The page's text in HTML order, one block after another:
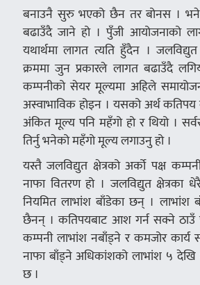
बनाउनै सुरु भएको छैन तर बोनस ।
बढाउँदै जाने हो । पुँजी आयोजनाको
यथार्थमा लागत त्यति हुँदैन ।
क्रममा जुन प्रकारले लागत बढाउँदै
कम्पनीको सेयर मूल्यमा अहिले
अस्वाभाविक होइन । यसको अर्थ
अंकित मूल्य पनि महँगो हो र थियो ।
तिर्नु भनेको महँगो मूल्य लगाउनु हो ।
यस्तै जलविद्युत क्षेत्रको अर्को पक्ष
नाफा वितरण हो । जलविद्युत क्षेत्रका
नियमित लाभांश बाँडेका छन् । लाभांश
छैनन् । कतिपयबाट आश गर्न सक्ने
कम्पनी लाभांश नबाँड्ने र कमजोर कार्य
नाफा बाँड्ने अधिकांशको लाभांश ५ देखि
छ ।